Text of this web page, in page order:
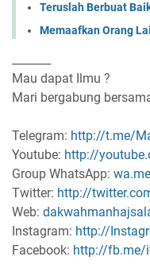
Teruslah Berbuat
Memaafkan Orang
Mau dapat Ilmu ?
Mari bergabung
Telegram: http://t.me/
Youtube: http://
Group WhatsApp:
Twitter: http://
Web:
Instagram: http://
Facebook: http://fb.me/